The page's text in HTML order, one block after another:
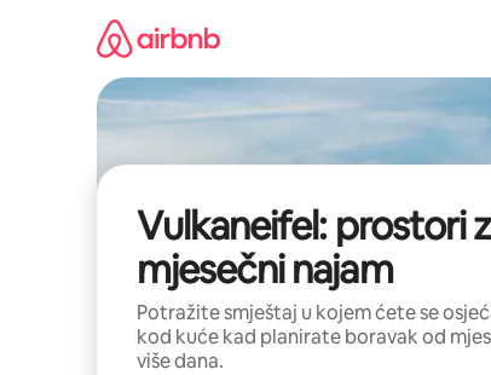
Vulkaneifel: prostori
mjesečni najam
Potražite smještaj u kojem ćete se
kod kuće kad planirate boravak od
više dana.